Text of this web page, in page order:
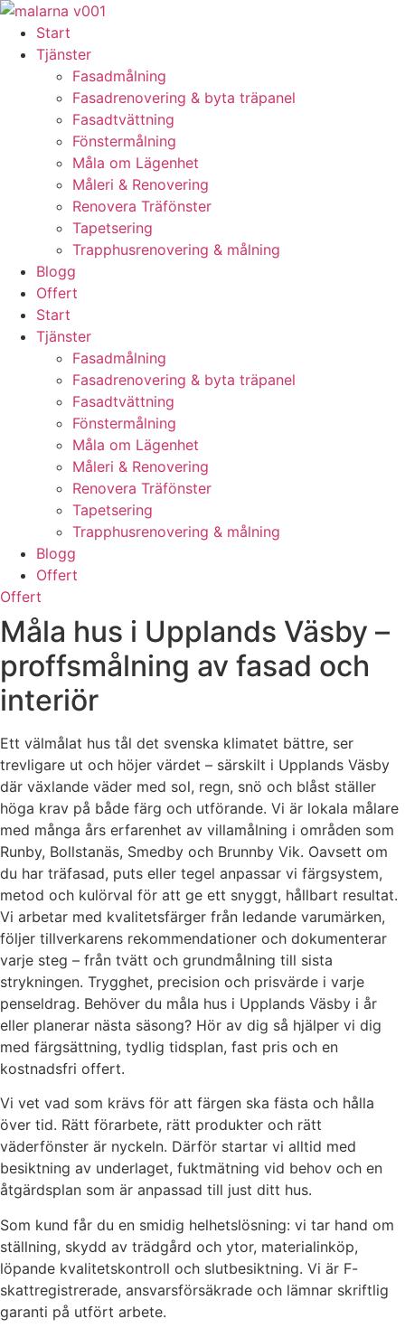
Skip
content
Start
Tjänster
Fasadmålning
Fasadrenovering & byta träpanel
Fasadtvättning
Fönstermålning
Måla om Lägenhet
Måleri & Renovering
Renovera Träfönster
Tapetsering
Trapphusrenovering & målning
Blogg
Offert
Start
Tjänster
Fasadmålning
Fasadrenovering & byta träpanel
Fasadtvättning
Fönstermålning
Måla om Lägenhet
Måleri & Renovering
Renovera Träfönster
Tapetsering
Trapphusrenovering & målning
Blogg
Offert
Offert
Måla hus i Upplands Väsby –
proffsmålning av fasad och
interiör
Ett välmålat hus tål det svenska klimatet bättre, ser
trevligare ut och höjer värdet – särskilt i Upplands Väsby
där växlande väder med sol, regn, snö och blåst ställer
höga krav på både färg och utförande. Vi är lokala målare
med många års erfarenhet av villamålning i områden som
Runby, Bollstanäs, Smedby och Brunnby Vik. Oavsett om
du har träfasad, puts eller tegel anpassar vi färgsystem,
metod och kulörval för att ge ett snyggt, hållbart resultat.
Vi arbetar med kvalitetsfärger från ledande varumärken,
följer tillverkarens rekommendationer och dokumenterar
varje steg – från tvätt och grundmålning till sista
strykningen. Trygghet, precision och prisvärde i varje
penseldrag. Behöver du måla hus i Upplands Väsby i år
eller planerar nästa säsong? Hör av dig så hjälper vi dig
med färgsättning, tydlig tidsplan, fast pris och en
kostnadsfri offert.
Vi vet vad som krävs för att färgen ska fästa och hålla
över tid. Rätt förarbete, rätt produkter och rätt
väderfönster är nyckeln. Därför startar vi alltid med
besiktning av underlaget, fuktmätning vid behov och en
åtgärdsplan som är anpassad till just ditt hus.
Som kund får du en smidig helhetslösning: vi tar hand om
ställning, skydd av trädgård och ytor, materialinköp,
löpande kvalitetskontroll och slutbesiktning. Vi är F-
skattregistrerade, ansvarsförsäkrade och lämnar skriftlig
garanti på utfört arbete.